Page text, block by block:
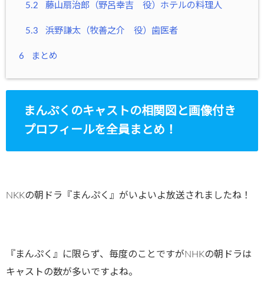
5.2 藤山扇治郎（野呂幸吉 役）ホテルの料理人
5.3 浜野謙太（牧善之介 役）歯医者
6 まとめ
まんぷくのキャストの相関図と画像付き
プロフィールを全員まとめ！
NKKの朝ドラ『まんぷく』がいよいよ放送されましたね！
『まんぷく』に限らず、毎度のことですがNHKの朝ドラは
キャストの数が多いですよね。